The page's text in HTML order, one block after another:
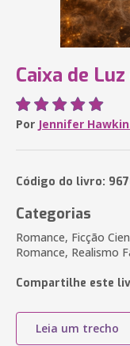
Caixa de
Por Jennifer
Código do livro:
Categorias
Romance, Ficção
Romance, Realismo
Compartilhe este
Leia um trecho